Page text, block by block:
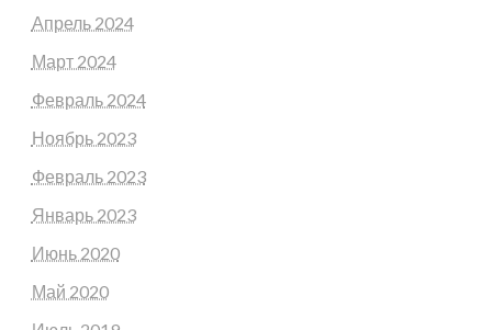
Апрель 2024
Март 2024
Февраль 2024
Ноябрь 2023
Февраль 2023
Январь 2023
Июнь 2020
Май 2020